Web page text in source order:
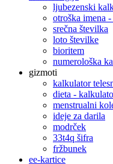
ljubezenski
otroška imena
srečna številka
loto številke
bioritem
numerološka
gizmoti
kalkulator
dieta -
menstrualni
ideje za darila
modrček
33t4q šifra
fržbunek
ee-kartice